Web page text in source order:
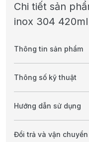
Chi tiết sản
inox 304
Thông tin sản phẩm
Thông số kỹ thuật
Hướng dẫn sử dụng
Đổi trả và vận chuyển